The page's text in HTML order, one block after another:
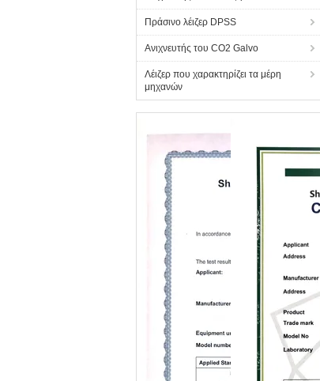
Πράσινο λέιζερ DPSS
Ανιχνευτής του CO2 Galvo
Λέιζερ που χαρακτηρίζει τα μέρη
μηχανών